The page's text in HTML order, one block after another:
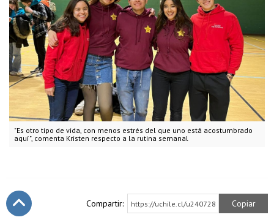
"Es otro tipo de vida, con menos estrés del que uno está acostumbrado
aquí", comenta Kristen respecto a la rutina semanal
Compartir: https://uchile.cl/u240728 Copiar